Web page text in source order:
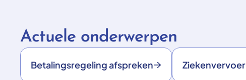
Actuele onderwerpen
Betalingsregeling afspreken Ziekenvervoer